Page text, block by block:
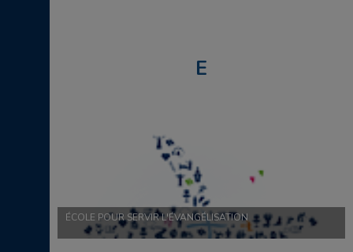
E
ÉCOLE POUR SERVIR L'ÉVANGÉLISATION